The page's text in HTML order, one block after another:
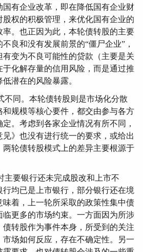
有企业改革，即在降低国有企业财
权的积极管理，来优化国有企业的
。也正因为此，本轮债转股的主要
良和没有发展前景的“僵尸企业”，
变为不良可能性的贷款（主要是关
化解存量的信用风险，而是通过推
潜在的风险暴露。
不同。本轮债转股则是市场化分散
规模等核心要件，都交由参与各方
。考虑到各家企业情况有所不同，
》也没有进行统一的要求，或给出
轮债转股模式上的差异主要根源于
主要银行还未完成股改和上市不
行均已是上市银行，部分银行还在境
着，上一轮所采取的政策性集中债
更多的市场约束。一方面因为所涉
转股作为事件本身，所受到的关注
场如何反应，存在不确定性。另一